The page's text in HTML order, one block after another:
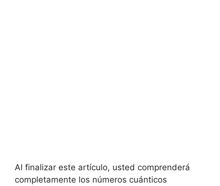
Al finalizar este artículo, usted comprenderá
completamente los números cuánticos